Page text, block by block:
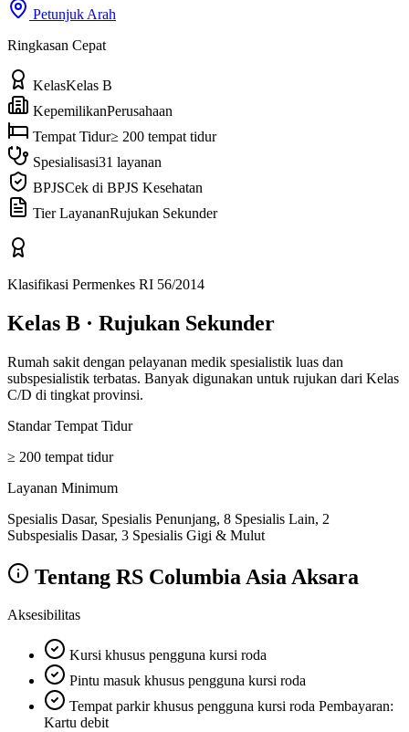
Petunjuk Arah
Ringkasan Cepat
KelasKelas B
KepemilikanPerusahaan
Tempat Tidur≥ 200 tempat tidur
Spesialisasi31 layanan
BPJSCek di BPJS Kesehatan
Tier LayananRujukan Sekunder
Klasifikasi Permenkes RI 56/2014
Kelas B · Rujukan Sekunder
Rumah sakit dengan pelayanan medik spesialistik luas dan
subspesialistik terbatas. Banyak digunakan untuk rujukan dari Kelas
C/D di tingkat provinsi.
Standar Tempat Tidur
≥ 200 tempat tidur
Layanan Minimum
Spesialis Dasar, Spesialis Penunjang, 8 Spesialis Lain, 2
Subspesialis Dasar, 3 Spesialis Gigi & Mulut
Tentang RS Columbia Asia Aksara
Aksesibilitas
Kursi khusus pengguna kursi roda
Pintu masuk khusus pengguna kursi roda
Tempat parkir khusus pengguna kursi roda Pembayaran:
Kartu debit